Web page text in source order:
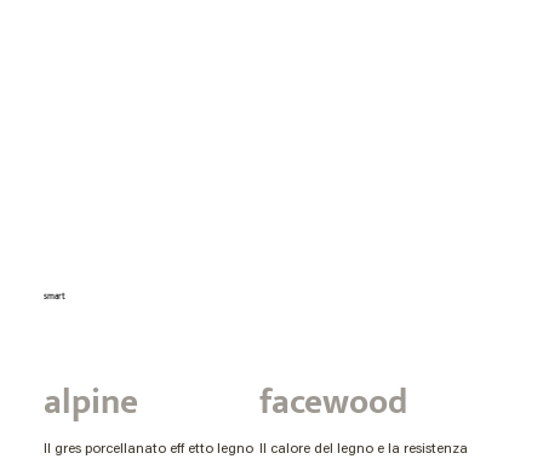
smart
Il gres porcellanato eff etto legno
alpine
Il calore del legno e la resistenza
facewood